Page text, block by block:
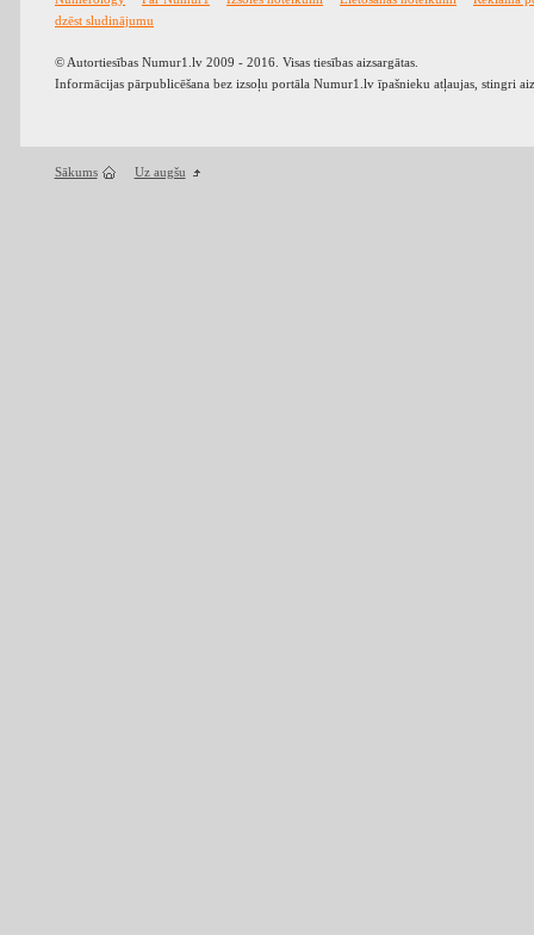
dzēst sludinājumu
© Autortiesības Numur1.lv 2009 - 2016. Visas tiesības aizsargātas.
Informācijas pārpublicēšana bez izsoļu portāla Numur1.lv īpašnieku atļaujas, stingri
Sākums Uz augšu